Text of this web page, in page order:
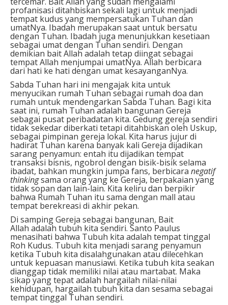
profanisasi ditahbiskan sekali lagi untuk menjadi
tempat kudus yang mempersatukan Tuhan dan
umatNya. Ibadah merupakan saat untuk bersatu
dengan Tuhan. Ibadah juga menunjukkan kesetiaan
sebagai umat dengan Tuhan sendiri. Dengan
demikian bait Allah adalah tetap diingat sebagai
tempat Allah menjumpai umatNya. Allah berbicara
dari hati ke hati dengan umat kesayanganNya.
Sabda Tuhan hari ini mengajak kita untuk
menyucikan rumah Tuhan sebagai rumah doa dan
rumah untuk mendengarkan Sabda Tuhan. Bagi kita
saat ini, rumah Tuhan adalah bangunan Gereja
sebagai pusat peribadatan kita. Gedung gereja sendiri
tidak sekedar diberkati tetapi ditahbiskan oleh Uskup,
sebagai pimpinan gereja lokal. Kita harus jujur di
hadirat Tuhan karena banyak kali Gereja dijadikan
sarang penyamun: entah itu dijadikan tempat
transaksi bisnis, ngobrol dengan bisik-bisik selama
ibadat, bahkan mungkin jumpa fans, berbicara negatif
thinkingsama orang yang ke Gereja, berpakaian yang
tidak sopan dan lain-lain. Kita keliru dan berpikir
bahwa Rumah Tuhan itu sama dengan mall atau
tempat berekreasi di akhir pekan.
Di samping Gereja sebagai bangunan, Bait
Allah adalah tubuh kita sendiri. Santo Paulus
menasihati bahwa Tubuh kita adalah tempat tinggal
Roh Kudus. Tubuh kita menjadi sarang penyamun
ketika Tubuh kita disalahgunakan atau dilecehkan
untuk kepuasan manusiawi. Ketika tubuh kita seakan
dianggap tidak memiliki nilai atau martabat. Maka
sikap yang tepat adalah hargailah nilai-nilai
kehidupan, hargailah tubuh kita dan sesama sebagai
tempat tinggal Tuhan sendiri.